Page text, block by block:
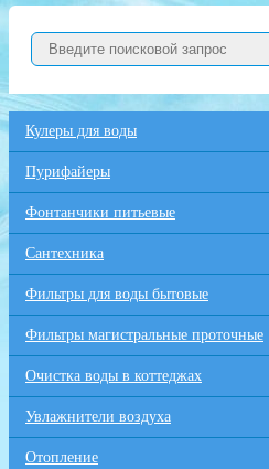
Кулеры для воды
Пурифайеры
Фонтанчики питьевые
Сантехника
Фильтры для воды бытовые
Фильтры магистральные проточные
Очистка воды в коттеджах
Увлажнители воздуха
Отопление